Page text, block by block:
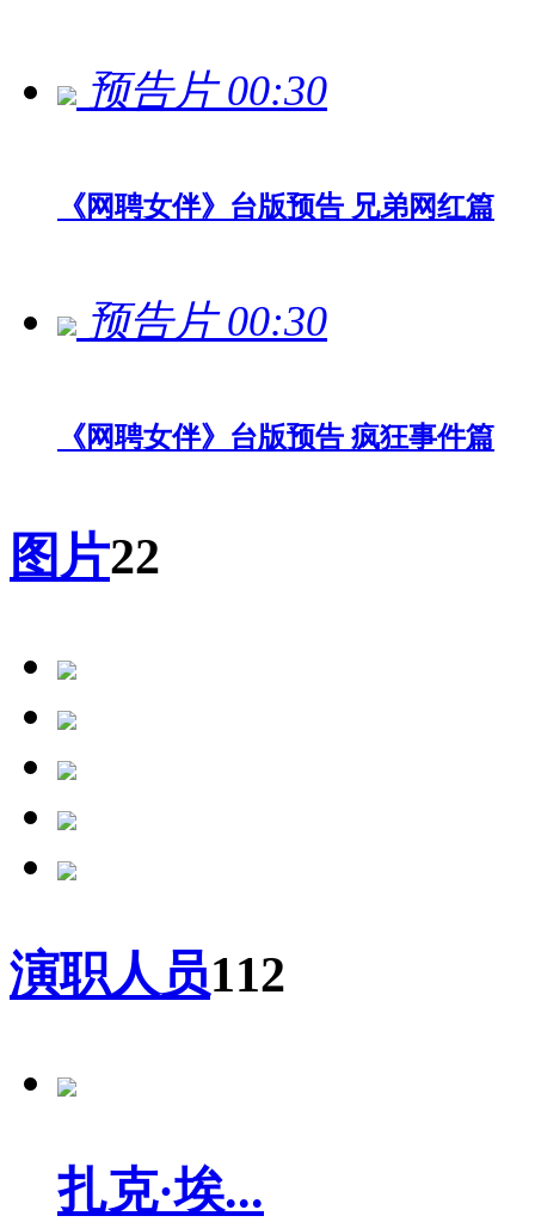
预告片 00:30
《网聘女伴》台版预告 兄弟网红篇
预告片 00:30
《网聘女伴》台版预告 疯狂事件篇
图片22
演职人员112
扎克·埃...